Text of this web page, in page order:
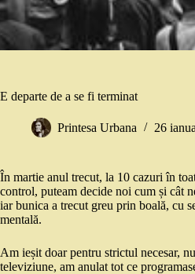
E departe de a se fi terminat
Printesa Urbana 26
În martie anul trecut, la 10 cazuri în
control, puteam decide noi cum și cât
iar bunica a trecut greu prin boală, cu
mentală.
Am ieșit doar pentru strictul necesar,
televiziune, am anulat tot ce